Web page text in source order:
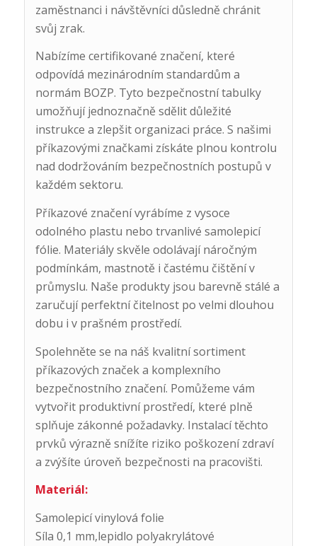
zaměstnanci i návštěvníci důsledně chránit
svůj zrak.
Nabízíme certifikované značení, které
odpovídá mezinárodním standardům a
normám BOZP. Tyto bezpečnostní tabulky
umožňují jednoznačně sdělit důležité
instrukce a zlepšit organizaci práce. S našimi
příkazovými značkami získáte plnou kontrolu
nad dodržováním bezpečnostních postupů v
každém sektoru.
Příkazové značení vyrábíme z vysoce
odolného plastu nebo trvanlivé samolepicí
fólie. Materiály skvěle odolávají náročným
podmínkám, mastnotě i častému čištění v
průmyslu. Naše produkty jsou barevně stálé a
zaručují perfektní čitelnost po velmi dlouhou
dobu i v prašném prostředí.
Spolehněte se na náš kvalitní sortiment
příkazových značek a komplexního
bezpečnostního značení. Pomůžeme vám
vytvořit produktivní prostředí, které plně
splňuje zákonné požadavky. Instalací těchto
prvků výrazně snížíte riziko poškození zdraví
a zvýšíte úroveň bezpečnosti na pracovišti.
Materiál:
Samolepicí vinylová folie
Síla 0,1 mm,lepidlo polyakrylátové